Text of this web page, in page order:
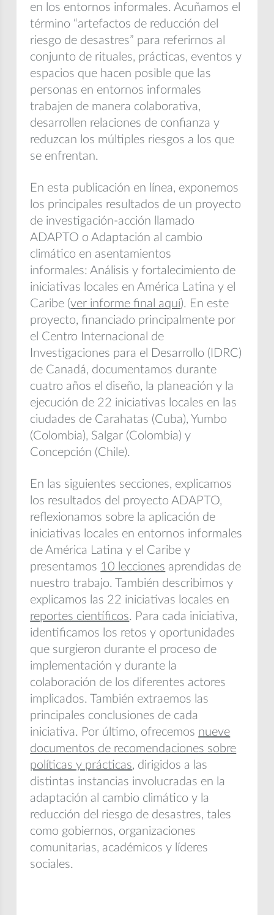
en los entornos informales. Acuñamos el
término “artefactos de reducción del
riesgo de desastres” para referirnos al
conjunto de rituales, prácticas, eventos y
espacios que hacen posible que las
personas en entornos informales
trabajen de manera colaborativa,
desarrollen relaciones de confianza y
reduzcan los múltiples riesgos a los que
se enfrentan.
En esta publicación en línea, exponemos
los principales resultados de un proyecto
de investigación-acción llamado
ADAPTO o Adaptación al cambio
climático en asentamientos
informales: Análisis y fortalecimiento de
iniciativas locales en América Latina y el
Caribe (ver informe final aquí). En este
proyecto, financiado principalmente por
el Centro Internacional de
Investigaciones para el Desarrollo (IDRC)
de Canadá, documentamos durante
cuatro años el diseño, la planeación y la
ejecución de 22 iniciativas locales en las
ciudades de Carahatas (Cuba), Yumbo
(Colombia), Salgar (Colombia) y
Concepción (Chile).
En las siguientes secciones, explicamos
los resultados del proyecto ADAPTO,
reflexionamos sobre la aplicación de
iniciativas locales en entornos informales
de América Latina y el Caribe y
presentamos 10 lecciones aprendidas de
nuestro trabajo. También describimos y
explicamos las 22 iniciativas locales en
reportes científicos. Para cada iniciativa,
identificamos los retos y oportunidades
que surgieron durante el proceso de
implementación y durante la
colaboración de los diferentes actores
implicados. También extraemos las
principales conclusiones de cada
iniciativa. Por último, ofrecemos nueve
documentos de recomendaciones sobre
políticas y prácticas, dirigidos a las
distintas instancias involucradas en la
adaptación al cambio climático y la
reducción del riesgo de desastres, tales
como gobiernos, organizaciones
comunitarias, académicos y líderes
sociales.